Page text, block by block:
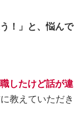
！」と、悩んで
職したけど話が違
教えていただき